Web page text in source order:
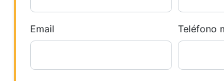
Email Teléfono